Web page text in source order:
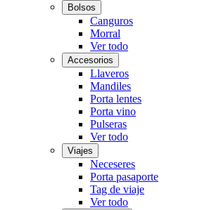
Bolsos
Canguros
Morral
Ver todo
Accesorios
Llaveros
Mandiles
Porta lentes
Porta vino
Pulseras
Ver todo
Viajes
Neceseres
Porta pasaporte
Tag de viaje
Ver todo